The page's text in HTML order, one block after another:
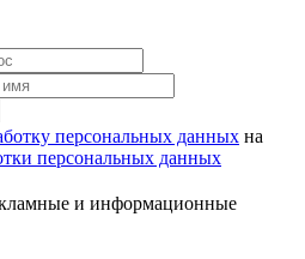
персональных данных на
персональных данных
и информационные